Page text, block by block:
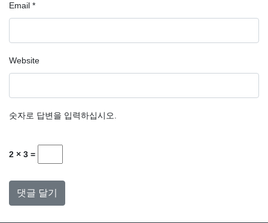
Email *
Website
숫자로 답변을 입력하십시오.
2 × 3 =